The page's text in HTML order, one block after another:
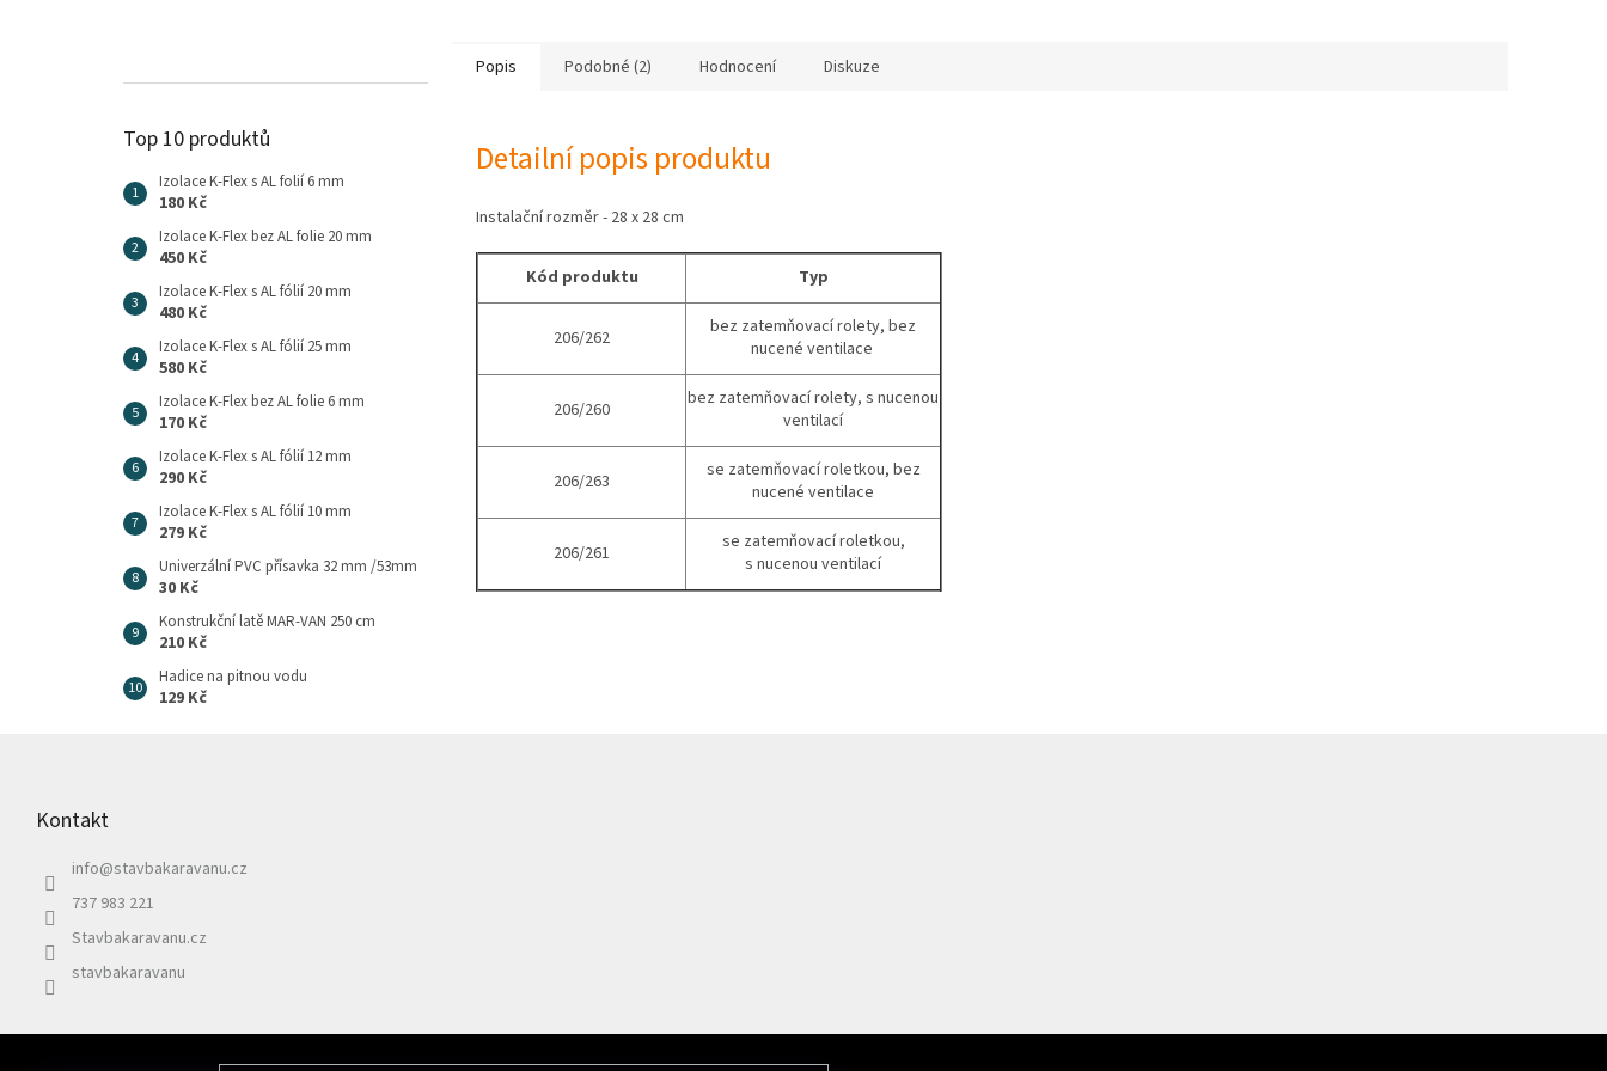
Top 10 produktů
Izolace K-Flex s AL folií 6 mm
180 Kč
Izolace K-Flex bez AL folie 20 mm
450 Kč
Izolace K-Flex s AL fólií 20 mm
480 Kč
Izolace K-Flex s AL fólií 25 mm
580 Kč
Izolace K-Flex bez AL folie 6 mm
170 Kč
Izolace K-Flex s AL fólií 12 mm
290 Kč
Izolace K-Flex s AL fólií 10 mm
279 Kč
Univerzální PVC přísavka 32 mm /53mm
30 Kč
Konstrukční latě MAR-VAN 250 cm
210 Kč
Hadice na pitnou vodu
129 Kč
Popis Podobné (2) Hodnocení Diskuze
Detailní popis produktu
Instalační rozměr - 28 x 28 cm
Kód produktu Typ
206/262
bez zatemňovací rolety, bez
nucené ventilace
206/260
bez zatemňovací rolety, s nucenou
ventilací
206/263
se zatemňovací roletkou, bez
nucené ventilace
206/261
se zatemňovací roletkou,
s nucenou ventilací
Kontakt
info@stavbakaravanu.cz
737 983 221
Stavbakaravanu.cz
stavbakaravanu